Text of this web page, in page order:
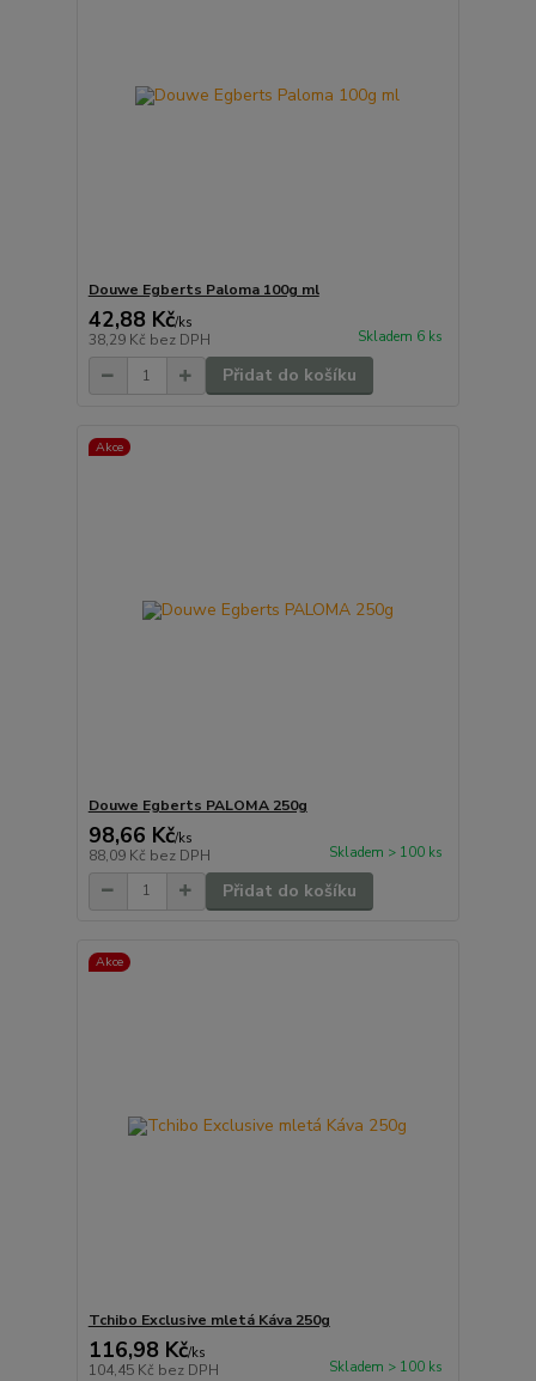
Douwe Egberts Paloma 100g ml
42,88 Kč/ks
38,29 Kč bez DPH Skladem 6 ks
Přidat do košíku
Akce
Douwe Egberts PALOMA 250g
98,66 Kč/ks
88,09 Kč bez DPH Skladem > 100 ks
Přidat do košíku
Akce
Tchibo Exclusive mletá Káva 250g
116,98 Kč/ks
104,45 Kč bez DPH Skladem > 100 ks